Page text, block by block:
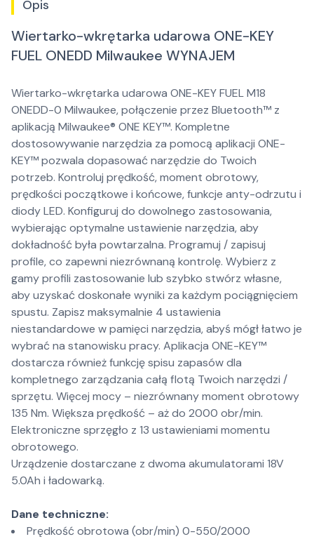
Opis
Wiertarko-wkrętarka udarowa ONE-KEY
FUEL ONEDD Milwaukee WYNAJEM
Wiertarko-wkrętarka udarowa ONE-KEY FUEL M18
ONEDD-0 Milwaukee,połączenie przez Bluetooth™ z
aplikacją Milwaukee® ONE KEY™. Kompletne
dostosowywanie narzędzia za pomocą aplikacji ONE-
KEY™ pozwala dopasować narzędzie do Twoich
potrzeb. Kontroluj prędkość, moment obrotowy,
prędkości początkowe i końcowe, funkcje anty-odrzutu i
diody LED. Konfiguruj do dowolnego zastosowania,
wybierając optymalne ustawienie narzędzia, aby
dokładność była powtarzalna. Programuj / zapisuj
profile, co zapewni niezrównaną kontrolę. Wybierz z
gamy profili zastosowanie lub szybko stwórz własne,
aby uzyskać doskonałe wyniki za każdym pociągnięciem
spustu. Zapisz maksymalnie 4 ustawienia
niestandardowe w pamięci narzędzia, abyś mógł łatwo je
wybrać na stanowisku pracy. Aplikacja ONE-KEY™
dostarcza również funkcję spisu zapasów dla
kompletnego zarządzania całą flotą Twoich narzędzi /
sprzętu. Więcej mocy – niezrównany moment obrotowy
135 Nm. Większa prędkość – aż do 2000 obr/min.
Elektroniczne sprzęgło z 13 ustawieniami momentu
obrotowego.
Urządzenie dostarczane z dwoma akumulatorami 18V
5.0Ah i ładowarką.
Dane techniczne:
Prędkość obrotowa (obr/min) 0-550/2000